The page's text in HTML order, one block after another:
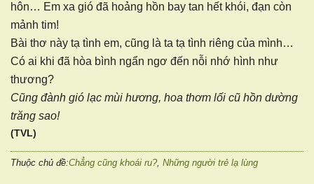
hôn… Em xa gió đã hoảng hồn bay tan hết khói, đạn còn
mảnh tim!
Bài thơ này tạ tình em, cũng là ta tạ tình riêng của mình…
Có ai khi đã hòa bình ngẩn ngơ đến nỗi nhớ hình như
thương?
Cũng đành gió lạc mùi hương, hoa thơm lối cũ hồn dường
trăng sao!
(TVL)
Thuộc chủ đề:Chẳng cũng khoái ru?, Những người trẻ lạ lùng